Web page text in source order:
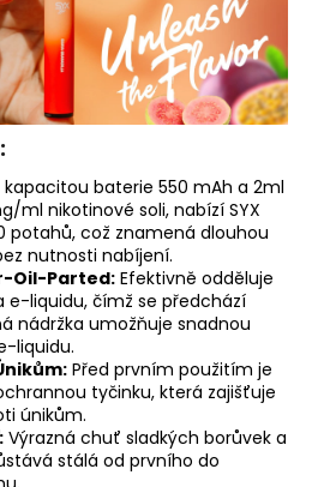
kapacitou baterie 550 mAh a 2ml
ml nikotinové soli, nabízí SYX
potahů, což znamená dlouhou
nutnosti nabíjení.
Oil-Parted: Efektivně odděluje
e-liquidu, čímž se předchází
nádržka umožňuje snadnou
liquidu.
Před prvním použitím je
tyčinku, která zajišťuje
únikům.
Výrazná chuť sladkých borůvek a
stálá od prvního do